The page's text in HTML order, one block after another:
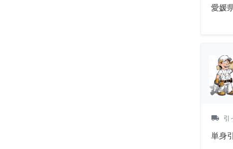
愛媛
local_shipping 引
単身